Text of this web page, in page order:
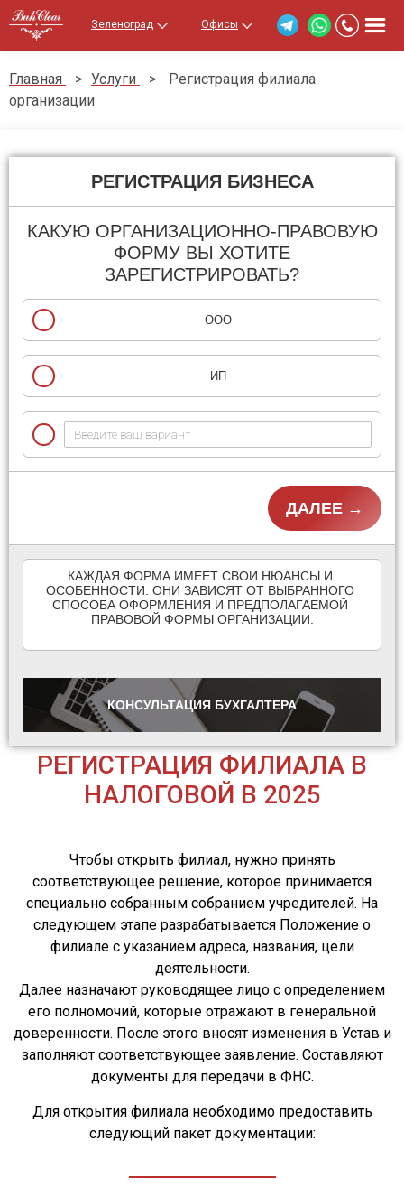
Зеленоград Офисы
Главная > Услуги >
Регистрация филиала
организации
РЕГИСТРАЦИЯ БИЗНЕСА
КАКУЮ ОРГАНИЗАЦИОННО-ПРАВОВУЮ
ФОРМУ ВЫ ХОТИТЕ
ЗАРЕГИСТРИРОВАТЬ?
ООО
ИП
ДАЛЕЕ →
КАЖДАЯ ФОРМА ИМЕЕТ СВОИ НЮАНСЫ И
ОСОБЕННОСТИ. ОНИ ЗАВИСЯТ ОТ ВЫБРАННОГО
СПОСОБА ОФОРМЛЕНИЯ И ПРЕДПОЛАГАЕМОЙ
ПРАВОВОЙ ФОРМЫ ОРГАНИЗАЦИИ.
КОНСУЛЬТАЦИЯ БУХГАЛТЕРА
РЕГИСТРАЦИЯ ФИЛИАЛА В
НАЛОГОВОЙ В 2025
Чтобы открыть филиал, нужно принять
соответствующее решение, которое принимается
специально собранным собранием учредителей. На
следующем этапе разрабатывается Положение о
филиале с указанием адреса, названия, цели
деятельности.
Далее назначают руководящее лицо с определением
его полномочий, которые отражают в генеральной
доверенности. После этого вносят изменения в Устав и
заполняют соответствующее заявление. Составляют
документы для передачи в ФНС.
Для открытия филиала необходимо предоставить
следующий пакет документации: